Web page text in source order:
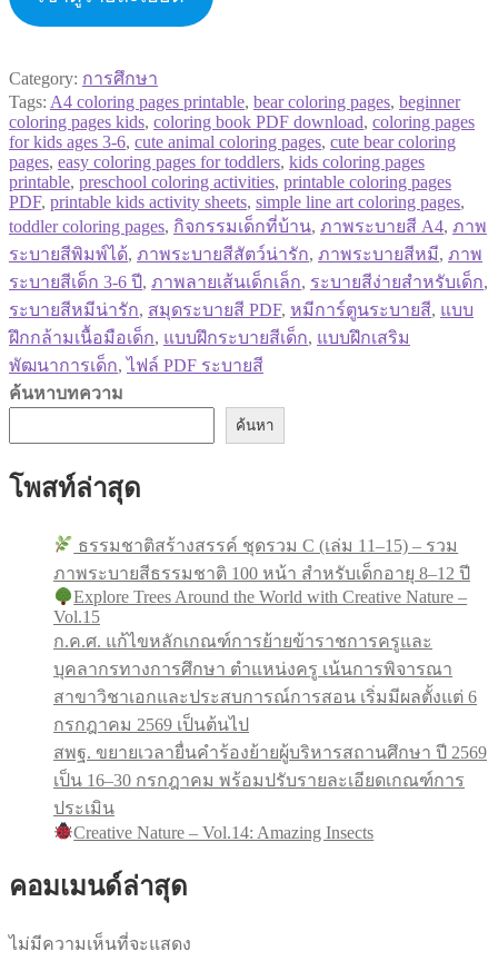
Category: การศึกษา
Tags: A4 coloring pages printable, bear coloring pages, beginner
coloring pages kids, coloring book PDF download, coloring pages
for kids ages 3-6, cute animal coloring pages, cute bear coloring
pages, easy coloring pages for toddlers, kids coloring pages
printable, preschool coloring activities, printable coloring pages
PDF, printable kids activity sheets, simple line art coloring pages,
toddler coloring pages, กิจกรรมเด็กที่บ้าน, ภาพระบายสี A4, ภาพ
ระบายสีพิมพ์ได้, ภาพระบายสีสัตว์น่ารัก, ภาพระบายสีหมี, ภาพ
ระบายสีเด็ก 3-6 ปี, ภาพลายเส้นเด็กเล็ก, ระบายสีง่ายสำหรับเด็ก,
ระบายสีหมีน่ารัก, สมุดระบายสี PDF, หมีการ์ตูนระบายสี, แบบ
ฝึกกล้ามเนื้อมือเด็ก, แบบฝึกระบายสีเด็ก, แบบฝึกเสริม
พัฒนาการเด็ก,ไฟล์ PDF ระบายสี
ค้นหาบทความ
ค้นหา
โพสท์ล่าสุด
ธรรมชาติสร้างสรรค์ ชุดรวม C (เล่ม 11–15) – รวม
ภาพระบายสีธรรมชาติ 100 หน้า สำหรับเด็กอายุ 8–12 ปี
Explore Trees Around the World with Creative Nature –
Vol.15
ก.ค.ศ. แก้ไขหลักเกณฑ์การย้ายข้าราชการครูและ
บุคลากรทางการศึกษา ตำแหน่งครู เน้นการพิจารณา
สาขาวิชาเอกและประสบการณ์การสอน เริ่มมีผลตั้งแต่ 6
กรกฎาคม 2569 เป็นต้นไป
สพฐ. ขยายเวลายื่นคำร้องย้ายผู้บริหารสถานศึกษา ปี 2569
เป็น 16–30 กรกฎาคม พร้อมปรับรายละเอียดเกณฑ์การ
ประเมิน
Creative Nature – Vol.14: Amazing Insects
คอมเมนด์ล่าสุด
ไม่มีความเห็นที่จะแสดง